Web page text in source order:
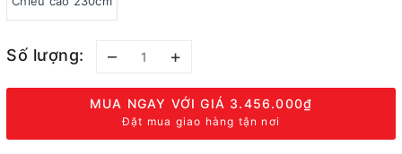
Số lượng: – +
MUA NGAY VỚI GIÁ 3.456.000₫
Đặt mua giao hàng tận nơi